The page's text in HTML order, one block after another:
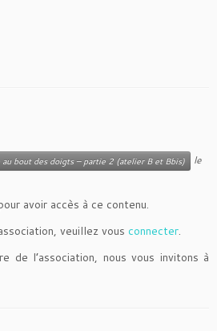
au bout des doigts – partie 2 (atelier B et Bbis)
le
avoir accès à ce contenu.
veuillez vous connecter.
de l’association, nous vous invitons à